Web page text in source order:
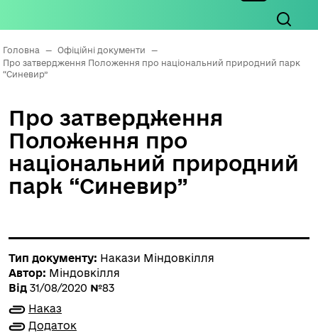
Головна — Офіційні документи
—
Про затвердження Положення про національний природний парк
“Синевир”
Про затвердження
Положення про
національний природний
парк “Синевир”
Тип документу: Накази Міндовкілля
Автор: Міндовкілля
Від 31/08/2020 №83
Наказ
Додаток